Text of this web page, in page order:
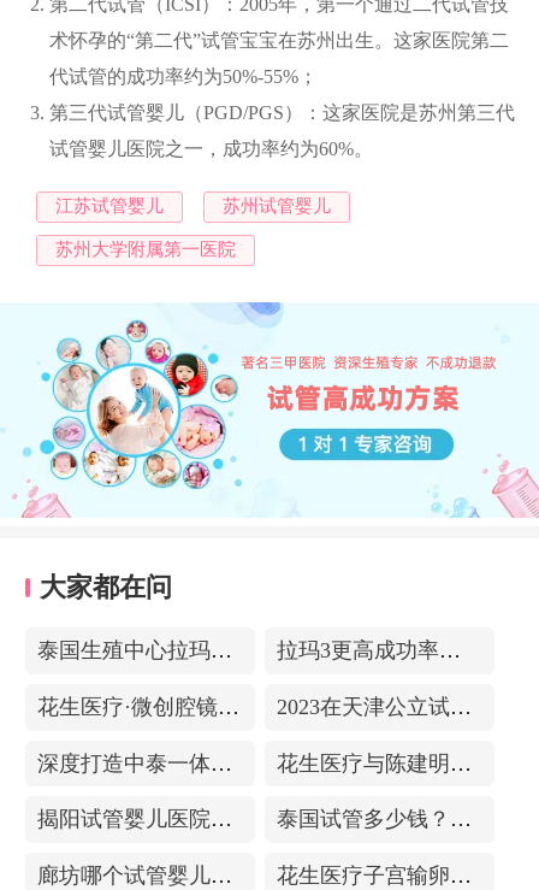
术怀孕的“第二代”试管宝宝在苏州出生。这家医院第二
代试管的成功率约为50%-55%；
第三代试管婴儿（PGD/PGS）：这家医院是苏州第三代
试管婴儿医院之一，成功率约为60%。
江苏试管婴儿 苏州试管婴儿
苏州大学附属第一医院
大家都在问
泰国生殖中心拉玛3-更高成功率的保障-治愈系的医院环境 拉玛3更高成功率的保障——泰国超强实验室
花生医疗·微创腔镜中心 2023在天津公立试管医院排名，附带费用明细
深度打造中泰一体化医疗体系！花生医疗中国专家团赴泰考察交流 花生医疗与陈建明教授达成战略合作，共促精准保胎事业发展
揭阳试管婴儿医院排名，附带试管成功率 泰国试管多少钱？收费包含什么项目？不成功能退款？
廊坊哪个试管婴儿医院可以包成功？内附试管费用! 花生医疗子宫输卵管造影中心